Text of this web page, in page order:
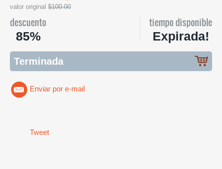
valor original $100.00
descuento
85%
tiempo disponible
Expirada!
Terminada
Enviar por e-mail
Tweet